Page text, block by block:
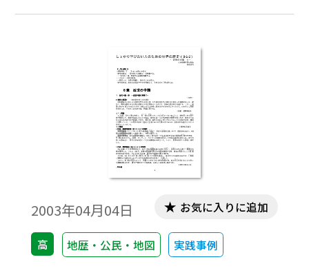
や「コラム」的なものを配して、興味関心
2003年04月04日
高 地歴・公民・地図 実践事例
お気に入りに追加